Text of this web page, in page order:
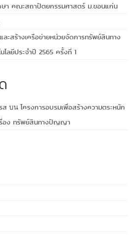
า คณะสถาปัตยกรรมศาสตร์ ม.ขอนแก่น
ละสร้างเครือข่ายหน่วยจัดการทรัพย์สินทาง
ลยีประจำปี 2565 ครั้งที่ 1
ส บน โครงการอบรมเพื่อสร้างความตระหนัก
เรื่อง ทรัพย์สินทางปัญญา